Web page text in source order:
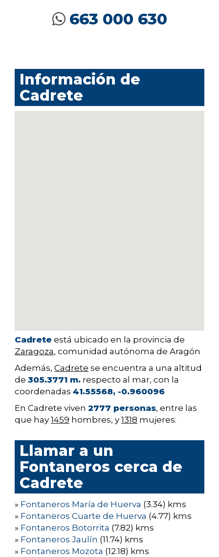
663 000 630
Información de
Cadrete
Cadrete está ubicado en la provincia de
Zaragoza, comunidad autónoma de Aragón
Además, Cadrete se encuentra a una altitud
de 305.3771 m. respecto al mar, con la
coordenadas 41.55568, -0.960096
En Cadrete viven 2777 personas, entre las
que hay 1459 hombres, y 1318 mujeres.
Llamar a un
Fontaneros cerca de
Cadrete
» Fontaneros María de Huerva (3.34) kms
» Fontaneros Cuarte de Huerva (4.77) kms
» Fontaneros Botorrita (7.82) kms
» Fontaneros Jaulín (11.74) kms
» Fontaneros Mozota (12.18) kms